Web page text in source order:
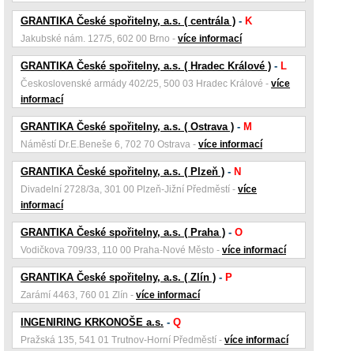
GRANTIKA České spořitelny, a.s. ( centrála ) - K
Jakubské nám. 127/5, 602 00 Brno - více informací
GRANTIKA České spořitelny, a.s. ( Hradec Králové ) - L
Československé armády 402/25, 500 03 Hradec Králové - více
informací
GRANTIKA České spořitelny, a.s. ( Ostrava ) - M
Náměstí Dr.E.Beneše 6, 702 70 Ostrava - více informací
GRANTIKA České spořitelny, a.s. ( Plzeň ) - N
Divadelní 2728/3a, 301 00 Plzeň-Jižní Předměstí - více
informací
GRANTIKA České spořitelny, a.s. ( Praha ) - O
Vodičkova 709/33, 110 00 Praha-Nové Město - více informací
GRANTIKA České spořitelny, a.s. ( Zlín ) - P
Zarámí 4463, 760 01 Zlín - více informací
INGENIRING KRKONOŠE a.s. - Q
Pražská 135, 541 01 Trutnov-Horní Předměstí - více informací